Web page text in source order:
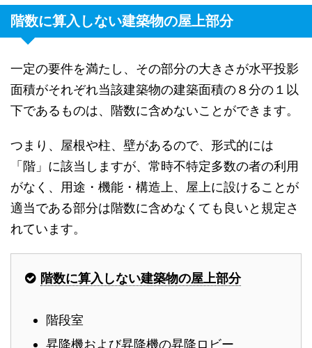
階数に算入しない建築物の屋上部分
一定の要件を満たし、その部分の大きさが水平投影
面積がそれぞれ当該建築物の建築面積の８分の１以
下であるものは、階数に含めないことができます。
つまり、屋根や柱、壁があるので、形式的には
「階」に該当しますが、常時不特定多数の者の利用
がなく、用途・機能・構造上、屋上に設けることが
適当である部分は階数に含めなくても良いと規定さ
れています。
階数に算入しない建築物の屋上部分
階段室
昇降機および昇降機の昇降ロビー